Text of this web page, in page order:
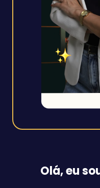
Olá, eu